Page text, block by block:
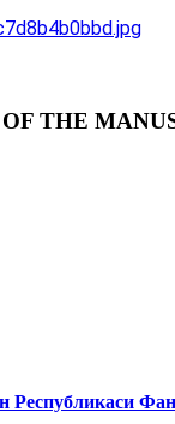
THE
Республикаси